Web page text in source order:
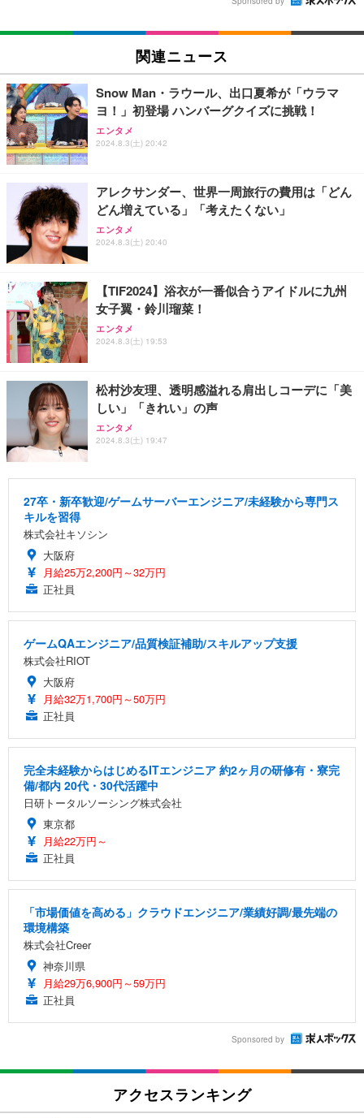
関連ニュース
Snow Man・ラウール、出口夏希が「ウラマ
ヨ！」初登場 ハンバーグクイズに挑戦！
エンタメ
2024.8.3(土) 20:42
アレクサンダー、世界一周旅行の費用は「どん
どん増えている」「考えたくない」
エンタメ
2024.8.3(土) 20:40
【TIF2024】浴衣が一番似合うアイドルに九州
女子翼・鈴川瑠菜！
エンタメ
2024.8.3(土) 19:53
松村沙友理、透明感溢れる肩出しコーデに「美
しい」「きれい」の声
エンタメ
2024.8.3(土) 19:47
27卒・新卒歓迎/ゲームサーバーエンジニア/未経験から専門ス
キルを習得
株式会社キソシン
大阪府
月給25万2,200円～32万円
正社員
ゲームQAエンジニア/品質検証補助/スキルアップ支援
株式会社RIOT
大阪府
月給32万1,700円～50万円
正社員
完全未経験からはじめるITエンジニア 約2ヶ月の研修有・寮完
備/都内 20代・30代活躍中
日研トータルソーシング株式会社
東京都
月給22万円～
正社員
「市場価値を高める」クラウドエンジニア/業績好調/最先端の
環境構築
株式会社Creer
神奈川県
月給29万6,900円～59万円
正社員
Sponsored by
アクセスランキング